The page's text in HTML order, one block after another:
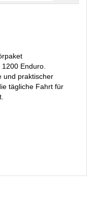
Enduro.
und praktischer
tägliche Fahrt für